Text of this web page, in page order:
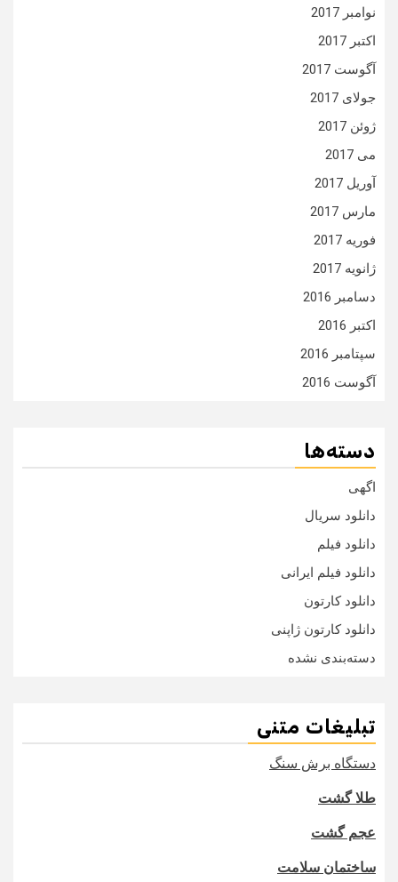
نوامبر 2017
اکتبر 2017
آگوست 2017
جولای 2017
ژوئن 2017
می 2017
آوریل 2017
مارس 2017
فوریه 2017
ژانویه 2017
دسامبر 2016
اکتبر 2016
سپتامبر 2016
آگوست 2016
دسته‌ها
اگهی
دانلود سریال
دانلود فیلم
دانلود فیلم ایرانی
دانلود کارتون
دانلود کارتون ژاپنی
دسته‌بندی نشده
تبلیغات متنی
دستگاه برش سنگ
طلا گشت
عجم گشت
ساختمان سلامت